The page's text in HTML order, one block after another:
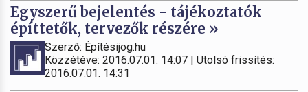
Egyszerű bejelentés - tájékoztatók
építtetők, tervezők részére »
Szerző: Építésijog.hu
Közzétéve: 2016.07.01. 14:07 | Utolsó frissítés:
2016.07.01. 14:31